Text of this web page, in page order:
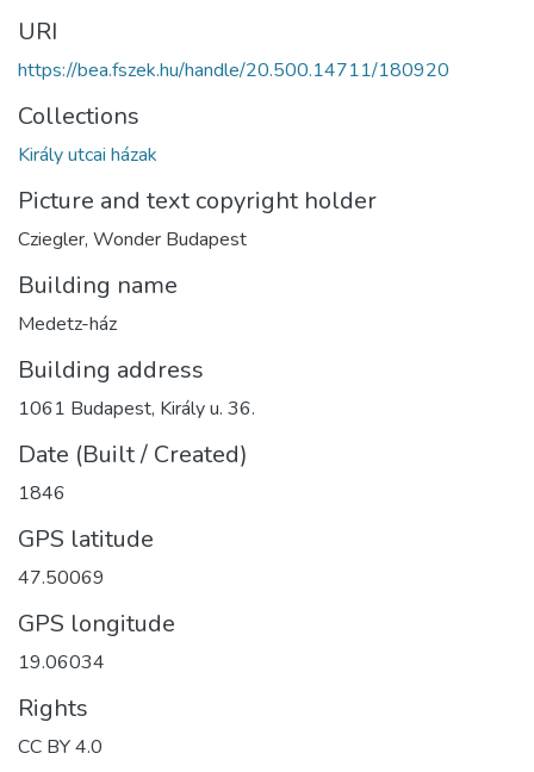
URI
https://bea.fszek.hu/handle/20.500.14711/180920
Collections
Király utcai házak
Picture and text copyright holder
Cziegler, Wonder Budapest
Building name
Medetz-ház
Building address
1061 Budapest, Király u. 36.
Date (Built / Created)
1846
GPS latitude
47.50069
GPS longitude
19.06034
Rights
CC BY 4.0